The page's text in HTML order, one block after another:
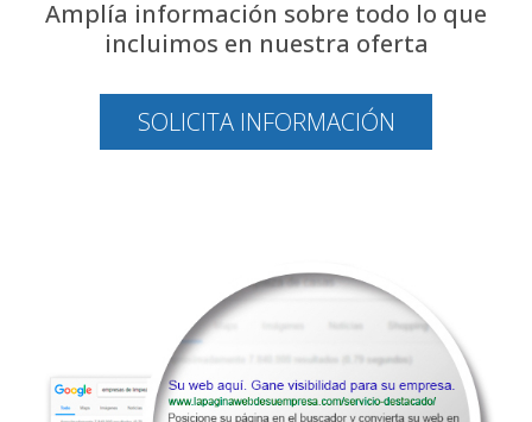
Amplía información sobre todo lo que
incluimos en nuestra oferta
SOLICITA INFORMACIÓN